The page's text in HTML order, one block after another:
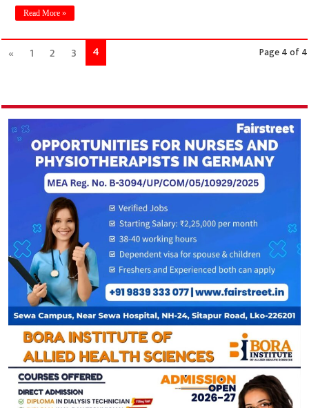
Read More »
Page 4 of 4
« 1 2 3 4